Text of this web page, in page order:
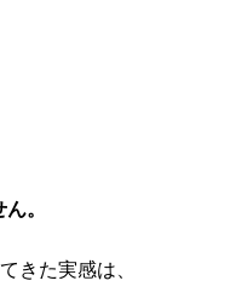
。
きた実感は、